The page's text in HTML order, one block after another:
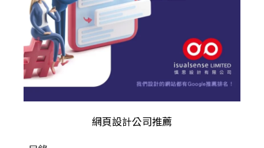
網頁設計公司推薦